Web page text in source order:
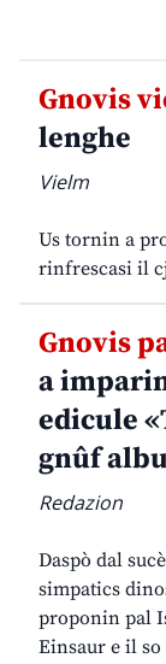
Gnovis
lenghe
Vielm
Us tornin a
rinfrescasi il
Gnovis
a
edicule
gnûf
Redazion
Daspò dal
simpatics
proponin pal
Einsaur e il